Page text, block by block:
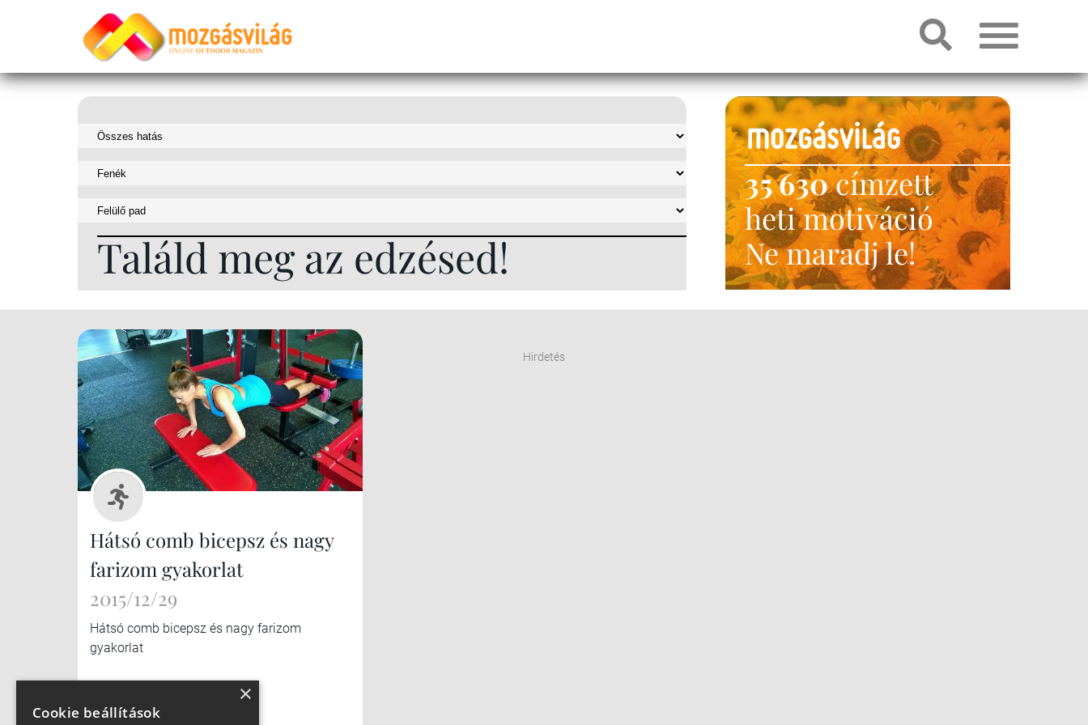
Találd meg az edzésed!
35 630címzett
heti motiváció
Ne maradj le!
Hátsó comb bicepsz és nagy
farizom gyakorlat
2015/12/29
Hátsó comb bicepsz és nagy farizom
gyakorlat
Hirdetés
×
Cookie beállítások